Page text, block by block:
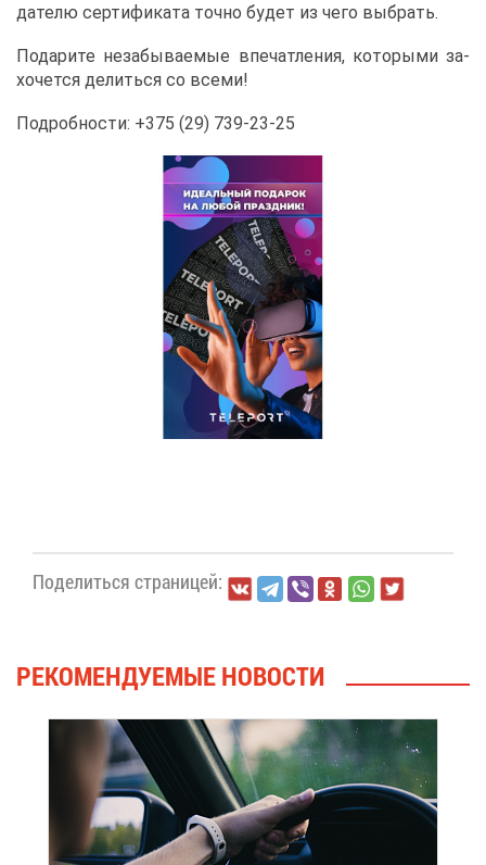
да­те­лю сер­ти­фи­ка­та точ­но бу­дет из че­го вы­брать.
По­да­ри­те неза­бы­ва­е­мые впе­чат­ле­ния, ко­то­ры­ми за­
хо­чет­ся де­лить­ся со все­ми!
По­дроб­но­сти: +375 (29) 739-23-25
По­де­лить­ся стра­ни­цей:
РЕ­КО­МЕН­ДУ­Е­МЫЕ НО­ВО­СТИ